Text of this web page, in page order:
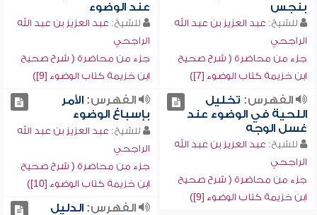
بنجس
للشيخ: عبد العزيز بن عبد الله
الراجحي
جزء من محاضرة ( شرح صحيح
ابن خزيمة كتاب الوضوء [7])
عند الوضوء
للشيخ: عبد العزيز بن عبد الله
الراجحي
جزء من محاضرة ( شرح صحيح
ابن خزيمة كتاب الوضوء [9])
الفهرس: تخليل
اللحية في الوضوء عند
غسل الوجه
للشيخ: عبد العزيز بن عبد الله
الراجحي
جزء من محاضرة ( شرح صحيح
ابن خزيمة كتاب الوضوء [9])
الفهرس:الأمر
بإسباغ الوضوء
للشيخ: عبد العزيز بن عبد الله
الراجحي
جزء من محاضرة ( شرح صحيح
ابن خزيمة كتاب الوضوء [10])
الفهرس:الدليل